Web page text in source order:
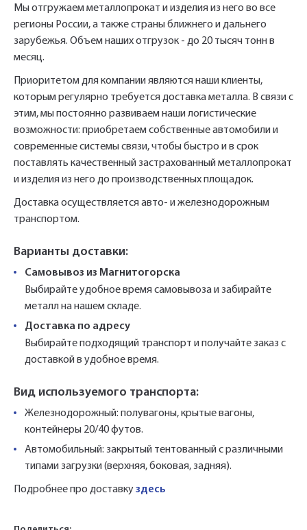
Мы отгружаем металлопрокат и изделия из него во все
регионы России, а также страны ближнего и дальнего
зарубежья. Объем наших отгрузок - до 20 тысяч тонн в
месяц.
Приоритетом для компании являются наши клиенты,
которым регулярно требуется доставка металла. В связи с
этим, мы постоянно развиваем наши логистические
возможности: приобретаем собственные автомобили и
современные системы связи, чтобы быстро и в срок
поставлять качественный застрахованный металлопрокат
и изделия из него до производственных площадок.
Доставка осуществляется авто- и железнодорожным
транспортом.
Варианты доставки:
Самовывоз из Магнитогорска
Выбирайте удобное время самовывоза и забирайте
металл на нашем складе.
Доставка по адресу
Выбирайте подходящий транспорт и получайте заказ с
доставкой в удобное время.
Вид используемого транспорта:
Железнодорожный: полувагоны, крытые вагоны,
контейнеры 20/40 футов.
Автомобильный: закрытый тентованный с различными
типами загрузки (верхняя, боковая, задняя).
Подробнее про доставкуздесь
Быстрый заказ
персональных данных.
Ваша заявка будет обработана
Ваш заказ будет обработан нами в
регистрации отправлена на указанный
вами почтовый адрес. Перейдите по
ссылке подтверждения в течении 3
Отправить
Нажимая на кнопку «Отправить» вы
автоматически соглашаетесь с«Политикой
конфиденциальности»
Отправить
Нажимая на кнопку «Отправить» вы
автоматически соглашаетесь с«Политикой
конфиденциальности»